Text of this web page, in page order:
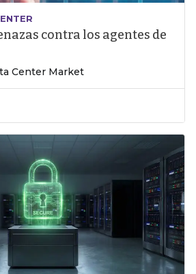
contra los agentes de
Center Market